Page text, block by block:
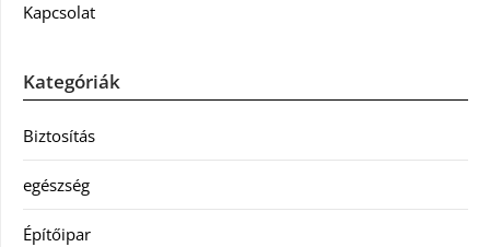
Kapcsolat
Kategóriák
Biztosítás
egészség
Építőipar